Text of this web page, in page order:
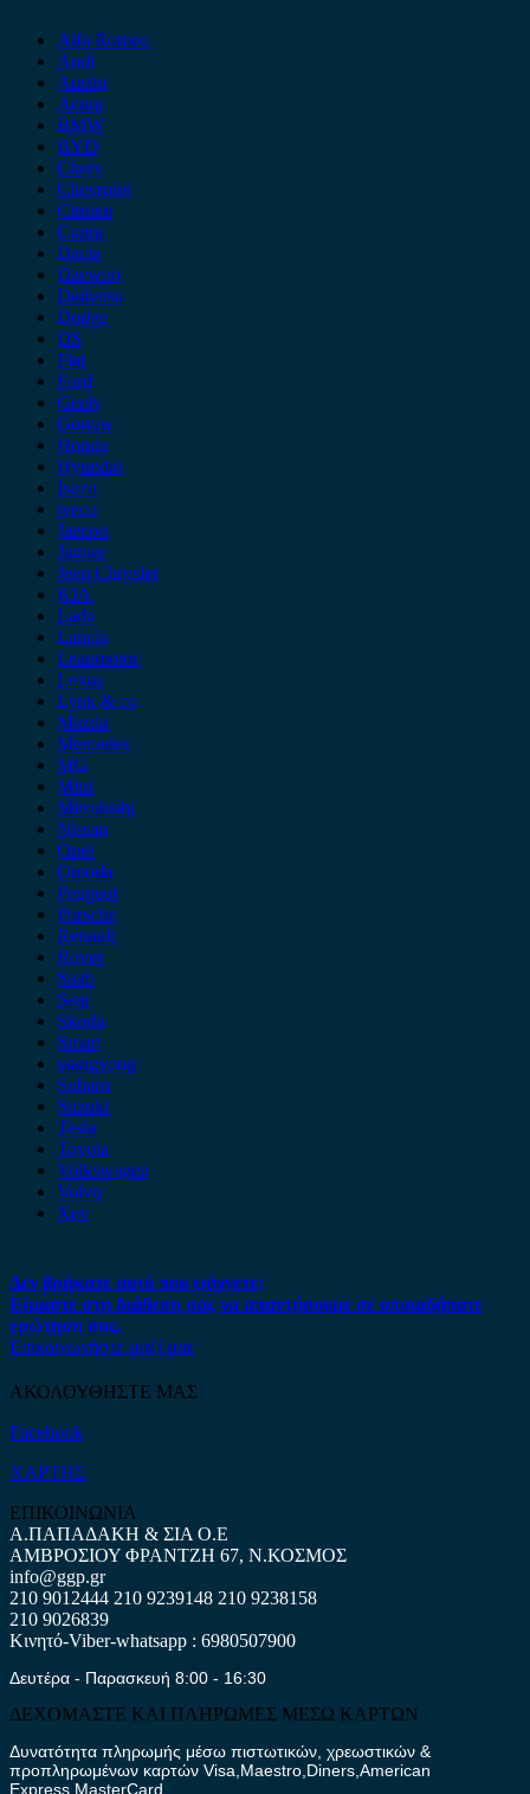
Alfa Romeo
Audi
Austin
Acura
BMW
BYD
Chery
Chevrolet
Citroen
Cupra
Dacia
Daewoo
Daihatsu
Dodge
DS
Fiat
Ford
Geely
Gonow
Honda
Hyundai
Isuzu
iveco
Jaecoo
Jaguar
Jeep Chrysler
KIA
Lada
Lancia
Leapmotor
Lexus
Lynk & co
Mazda
Mercedes
MG
Mini
Mitsubishi
Nissan
Opel
Omoda
Peugeot
Porsche
Renault
Rover
Saab
Seat
Skoda
Smart
ssangyong
Subaru
Suzuki
Tesla
Toyota
Volkswagen
Volvo
Xev
Δεν βρήκατε αυτό που ψάχνετε;
Είμαστε στη διάθεση σας να απαντήσουμε σε οποιαδήποτε
ερώτηση σας.
Επικοινωνήστε μαζί μας
ΑΚΟΛΟΥΘΗΣΤΕ ΜΑΣ
Facebook
ΧΑΡΤΗΣ
ΕΠΙΚΟΙΝΩΝΙΑ
Α.ΠΑΠΑΔΑΚΗ & ΣΙΑ Ο.Ε
ΑΜΒΡΟΣΙΟΥ ΦΡΑΝΤΖΗ 67, Ν.ΚΟΣΜΟΣ
info@ggp.gr
210 9012444 210 9239148 210 9238158
210 9026839
Κινητό-Viber-whatsapp : 6980507900
Δευτέρα - Παρασκευή 8:00 - 16:30
ΔΕΧΟΜΑΣΤΕ ΚΑΙ ΠΛΗΡΩΜΕΣ ΜΕΣΩ ΚΑΡΤΩΝ
Δυνατότητα πληρωμής μέσω πιστωτικών, χρεωστικών &
προπληρωμένων καρτών Visa,Maestro,Diners,American
Express,MasterCard.